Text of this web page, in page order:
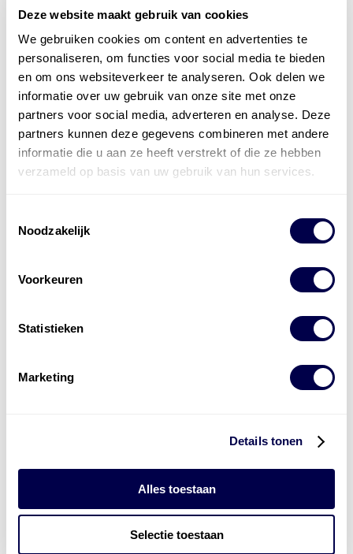
Deze website maakt gebruik van cookies
We gebruiken cookies om content en advertenties te
personaliseren, om functies voor social media te bieden
en om ons websiteverkeer te analyseren. Ook delen we
informatie over uw gebruik van onze site met onze
partners voor social media, adverteren en analyse. Deze
partners kunnen deze gegevens combineren met andere
informatie die u aan ze heeft verstrekt of die ze hebben
verzameld op basis van uw gebruik van hun services.
Noodzakelijk
Voorkeuren
Statistieken
Marketing
Details tonen
Alles toestaan
Selectie toestaan